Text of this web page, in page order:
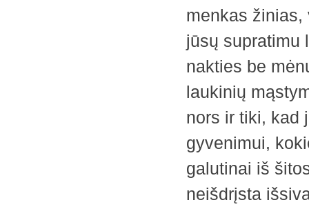
menkas
jūsų ­supratimu
nakties be
laukinių
nors ir tiki, kad
gyvenimui,
galutinai iš
neišdrįsta